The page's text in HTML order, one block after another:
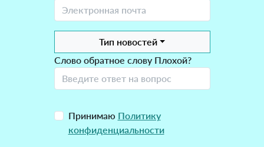
Тип новостей
Слово обратное слову Плохой?
Принимаю Политику
конфиденциальности